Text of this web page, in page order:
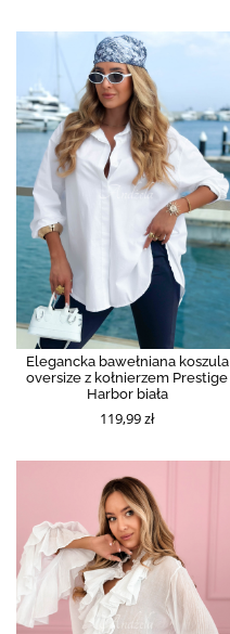
Elegancka bawełniana koszula
oversize z kołnierzem Prestige
Harbor biała
119,99 zł